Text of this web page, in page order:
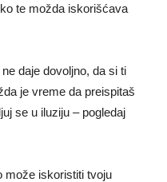
te možda iskorišćava
daje dovoljno, da si ti
je vreme da preispitaš
se u iluziju – pogledaj
može iskoristiti tvoju